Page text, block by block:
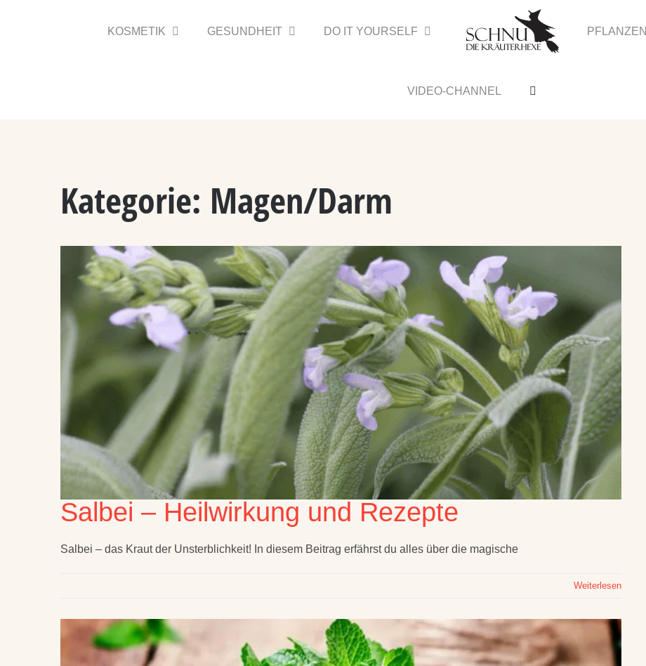
KOSMETIK GESUNDHEIT DO IT YOURSELF PFLANZEN
VIDEO-CHANNEL
Kategorie: Magen/Darm
Salbei – Heilwirkung und Rezepte
Salbei – das Kraut der Unsterblichkeit! In diesem Beitrag erfährst du alles über die magische
Weiterlesen